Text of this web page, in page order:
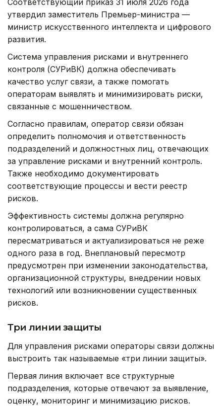
утвердил заместитель Премьер-министра —
министр искусственного интеллекта и цифрового
развития.
Система управления рисками и внутреннего
контроля (СУРиВК) должна обеспечивать
качество услуг связи, а также помогать
операторам выявлять и минимизировать риски,
связанные с мошенничеством.
Согласно правилам, оператор связи обязан
определить полномочия и ответственность
подразделений и должностных лиц, отвечающих
за управление рисками и внутренний контроль.
Также необходимо документировать
соответствующие процессы и вести реестр
рисков.
Эффективность системы должна регулярно
контролироваться, а сама СУРиВК
пересматриваться и актуализироваться не реже
одного раза в год. Внеплановый пересмотр
предусмотрен при изменении законодательства,
организационной структуры, внедрении новых
технологий или возникновении существенных
рисков.
Три линии защиты
Для управления рисками операторы связи должны
выстроить так называемые «три линии защиты».
Первая линия включает все структурные
подразделения, которые отвечают за выявление,
оценку, мониторинг и минимизацию рисков.